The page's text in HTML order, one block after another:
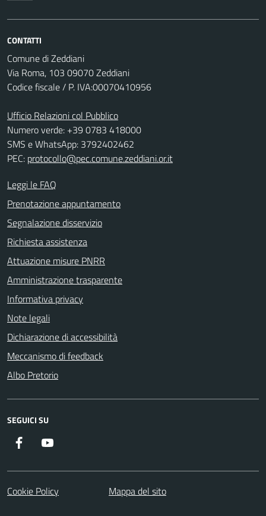
CONTATTI
Comune di Zeddiani
Via Roma, 103 09070 Zeddiani
Codice fiscale / P. IVA:00070410956
Ufficio Relazioni col Pubblico
Numero verde: +39 0783 418000
SMS e WhatsApp: 3792402462
PEC: protocollo@pec.comune.zeddiani.or.it
Leggi le FAQ
Prenotazione appuntamento
Segnalazione disservizio
Richiesta assistenza
Attuazione misure PNRR
Amministrazione trasparente
Informativa privacy
Note legali
Dichiarazione di accessibilità
Meccanismo di feedback
Albo Pretorio
SEGUICI SU
Facebook
Cookie Policy Mappa del sito